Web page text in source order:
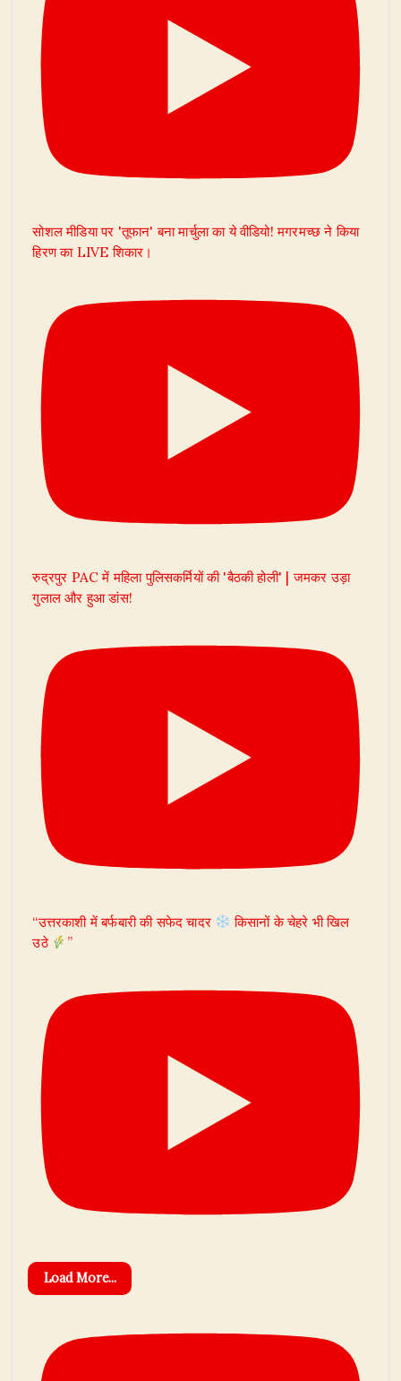
सोशल मीडिया पर 'तूफान' बना मार्चुला का ये वीडियो! मगरमच्छ ने किया
हिरण का LIVE शिकार।
रुद्रपुर PAC में महिला पुलिसकर्मियों की 'बैठकी होली' | जमकर उड़ा
गुलाल और हुआ डांस!
“उत्तरकाशी में बर्फबारी की सफेद चादर
किसानों के चेहरे भी खिल
उठे
”
Load More...